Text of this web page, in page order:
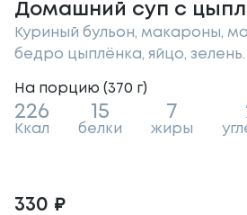
Домашний суп с
Куриный бульон, макароны,
бедро цыплёнка, яйцо, зелень.
На порцию (370 г)
226
Ккал
15
белки
7
жиры
330 ₽